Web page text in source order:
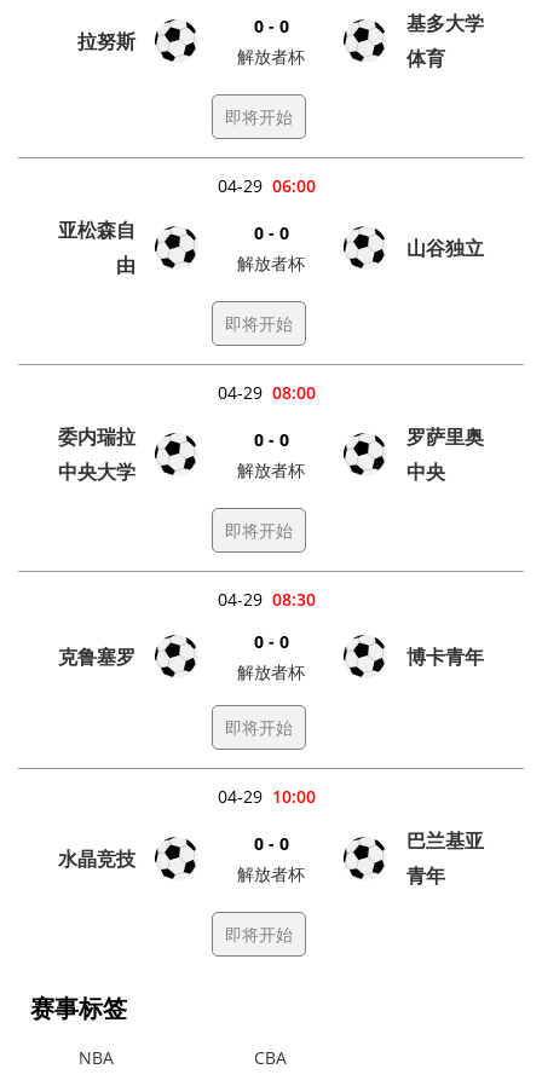
拉努斯
0 - 0
解放者杯
基多大学
体育
即将开始
06:00
04-29
亚松森自
由
0 - 0
解放者杯
山谷独立
即将开始
08:00
04-29
委内瑞拉
中央大学
0 - 0
解放者杯
罗萨里奥
中央
即将开始
08:30
04-29
克鲁塞罗
0 - 0
解放者杯
博卡青年
即将开始
10:00
04-29
水晶竞技
0 - 0
解放者杯
巴兰基亚
青年
即将开始
赛事标签
NBA CBA